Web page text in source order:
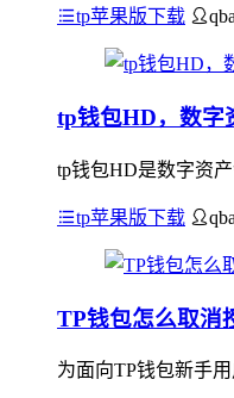
tp苹果版下载
tp钱包HD，数字
tp钱包HD是数字资
tp苹果版下载
TP钱包怎么取消
为面向TP钱包新手